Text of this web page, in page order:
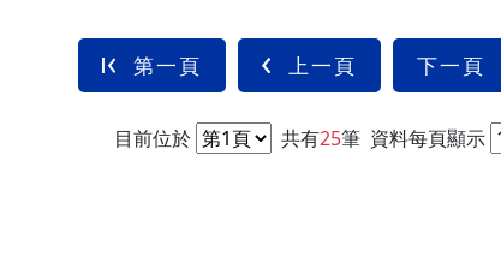
第一頁 上一頁 下一頁
目前位於 共有25筆 資料每頁顯示